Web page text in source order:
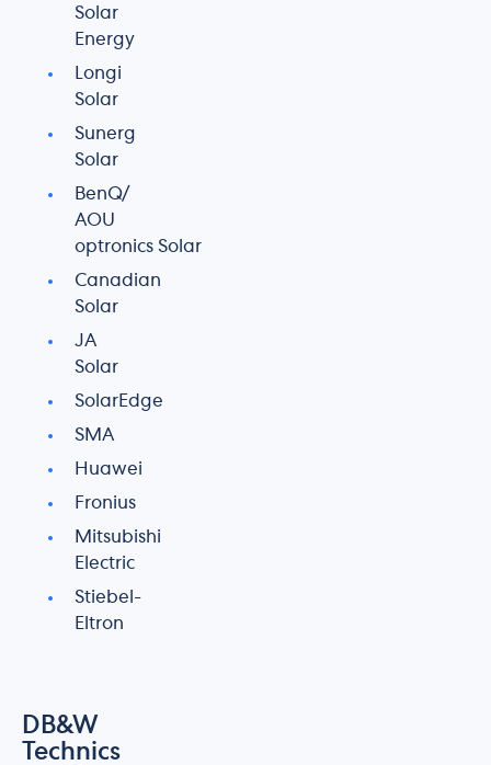
Solar
Energy
Longi
Solar
Sunerg
Solar
BenQ/
AOU
optronics Solar
Canadian
Solar
JA
Solar
SolarEdge
SMA
Huawei
Fronius
Mitsubishi
Electric
Stiebel-
Eltron
DB&W
Technics